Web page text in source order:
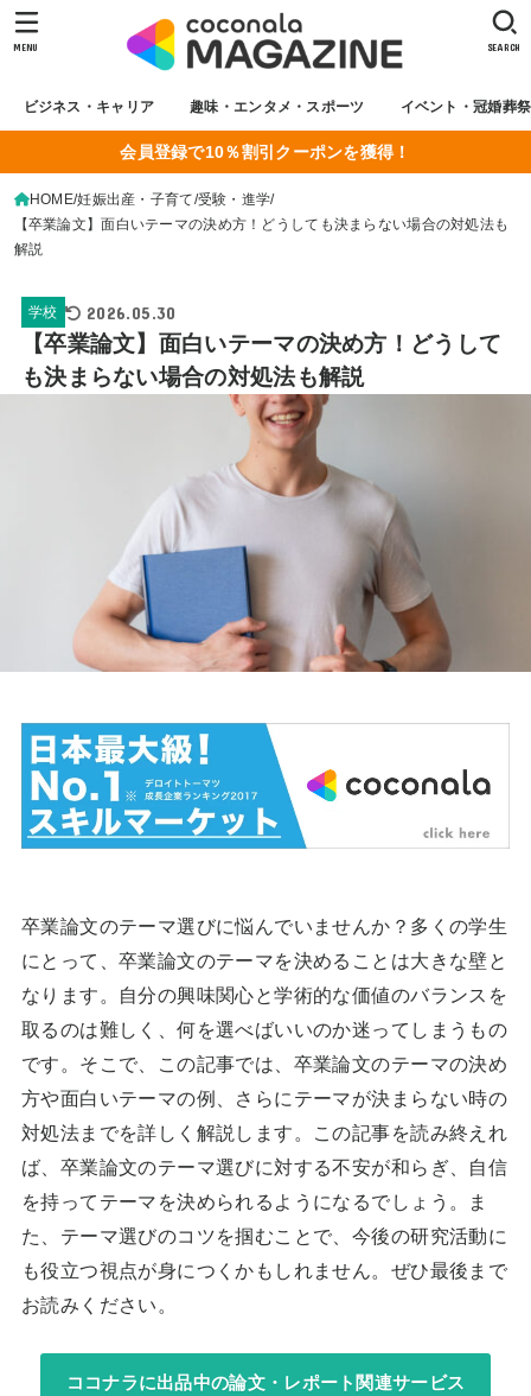
ビジネス・キャリア 趣味・エンタメ・スポーツ イベント・冠婚葬祭
SEARCH
MENU
会員登録で10％割引クーポンを獲得！
HOME 妊娠出産・子育て 受験・進学
【卒業論文】面白いテーマの決め方！どうしても決まらない場合の対処法も
解説
学校 2026.05.30
【卒業論文】面白いテーマの決め方！どうして
も決まらない場合の対処法も解説
卒業論文のテーマ選びに悩んでいませんか？多くの学生
にとって、卒業論文のテーマを決めることは大きな壁と
なります。自分の興味関心と学術的な価値のバランスを
取るのは難しく、何を選べばいいのか迷ってしまうもの
です。そこで、この記事では、卒業論文のテーマの決め
方や面白いテーマの例、さらにテーマが決まらない時の
対処法までを詳しく解説します。この記事を読み終えれ
ば、卒業論文のテーマ選びに対する不安が和らぎ、自信
を持ってテーマを決められるようになるでしょう。ま
た、テーマ選びのコツを掴むことで、今後の研究活動に
も役立つ視点が身につくかもしれません。ぜひ最後まで
お読みください。
ココナラに出品中の論文・レポート関連サービス